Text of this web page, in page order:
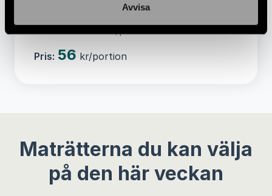
Avvisa
140 gram/portion
Pris: 56 kr/portion
Maträtterna du kan välja
på den här veckan